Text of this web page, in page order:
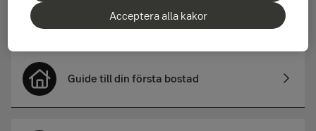
Investeringar med låga avgifter
Guide till din första bostad
Acceptera alla kakor